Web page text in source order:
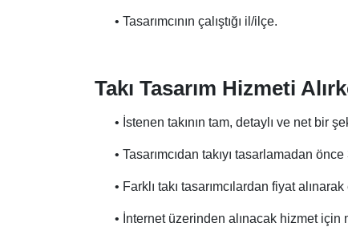
• Tasarımcının çalıştığı il/ilçe.
Takı Tasarım Hizmeti
• İstenen takının tam, detaylı ve net bir
• Tasarımcıdan takıyı tasarlamadan
• Farklı takı tasarımcılardan fiyat
• İnternet üzerinden alınacak hizmet için